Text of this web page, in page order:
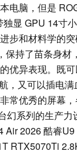
电脑，但是
显 GPU 14寸
步和材料学的
保持了苗条身材
优异表现。既
，又可以插电
常优秀的屏幕
幻系列的生产
Air 2026 酷睿
RTX5070Ti